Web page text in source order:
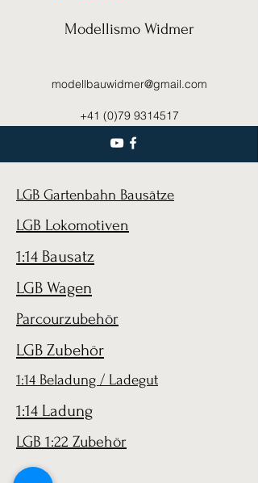
Modellismo Widmer
modellbauwidmer@gmail.com
+41 (0)79 9314517
LGB Gartenbahn Bausätze
LGB Lokomotiven
1:14 Bausatz
LGB Wagen
Parcourzubehör
LGB Zubehör
1:14 Beladung / Ladegut
1:14 Ladung
LGB 1:22 Zubehör